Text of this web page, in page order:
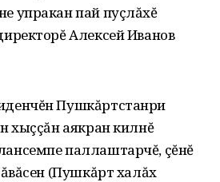
упракан пай пуçлăхĕ
Алексей Иванов
Пушкăртстанри
хыççăн аякран килнĕ
паллаштарчĕ, çĕнĕ
(Пушкăрт халăх